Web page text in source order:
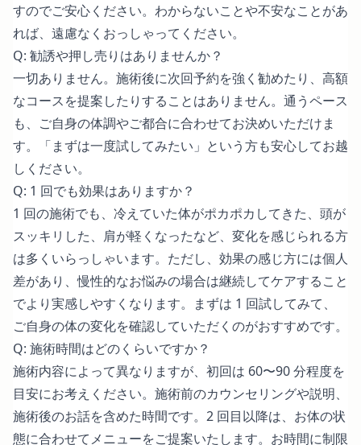
すのでご安心ください。わからないことや不安なことがあ
れば、遠慮なくおっしゃってください。
Q: 勧誘や押し売りはありませんか？
一切ありません。施術後に次回予約を強く勧めたり、高額
なコースを提案したりすることはありません。通うペース
も、ご自身の体調やご都合に合わせてお決めいただけま
す。「まずは一度試してみたい」という方も安心してお越
しください。
Q: 1 回でも効果はありますか？
1 回の施術でも、冷えていた体がポカポカしてきた、頭が
スッキリした、肩が軽くなったなど、変化を感じられる方
は多くいらっしゃいます。ただし、効果の感じ方には個人
差があり、慢性的なお悩みの場合は継続してケアすること
でより実感しやすくなります。まずは 1 回試してみて、
ご自身の体の変化を確認していただくのがおすすめです。
Q: 施術時間はどのくらいですか？
施術内容によって異なりますが、初回は 60〜90 分程度を
目安にお考えください。施術前のカウンセリングや説明、
施術後のお話を含めた時間です。2 回目以降は、お体の状
態に合わせてメニューをご提案いたします。お時間に制限